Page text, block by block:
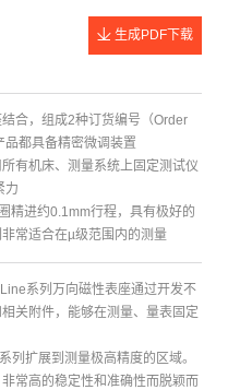
生成PDF下载
合，组成2种订货编号（Order
都具备精密微调装置
有机床、测量系统上固定测试仪
力
精进约0.1mm行程，具有极好的
常适合在µ级范围内的测量
系列万向磁性表座通过开发不
关附件，能够在测量、量表固定
列扩展到测量极高精度的区域。
常高的稳定性和准确性而脱颖而